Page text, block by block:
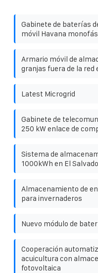
Gabinete de baterías
móvil Havana
Armario móvil de
granjas fuera de la red
Latest Microgrid
Gabinete de
250 kW enlace de
Sistema de
1000kWh en El
Almacenamiento de
para invernaderos
Nuevo módulo de
Cooperación
acuicultura con
fotovoltaica